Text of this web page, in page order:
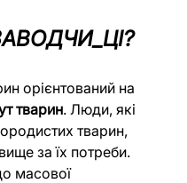
орієнтований на
тварин. Люди, які
тварин,
за їх потреби.
масової